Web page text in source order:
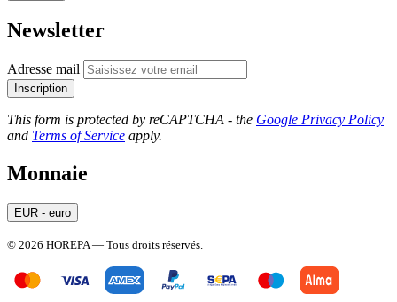
Newsletter
Adresse mail
Inscription
This form is protected by reCAPTCHA - the Google Privacy Policy
and Terms of Service apply.
Monnaie
EUR - euro
© 2026 HOREPA — Tous droits réservés.